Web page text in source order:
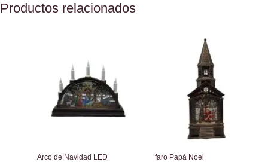
Productos relacionados
Arco de Navidad LED faro Papá Noel